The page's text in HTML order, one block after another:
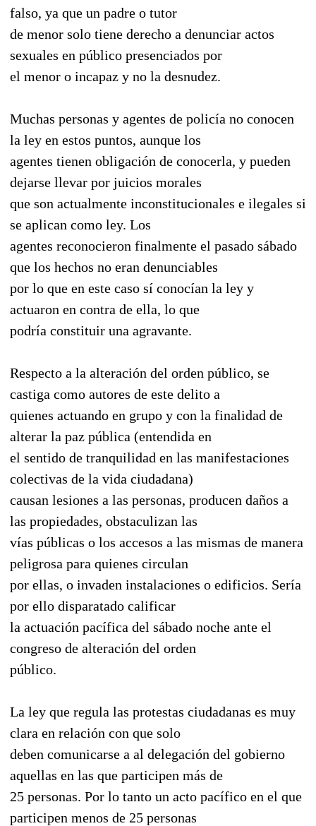
falso, ya que un padre o tutor
de menor solo tiene derecho a denunciar actos
sexuales en público presenciados por
el menor o incapaz y no la desnudez.
Muchas personas y agentes de policía no conocen
la ley en estos puntos, aunque los
agentes tienen obligación de conocerla, y pueden
dejarse llevar por juicios morales
que son actualmente inconstitucionales e ilegales si
se aplican como ley. Los
agentes reconocieron finalmente el pasado sábado
que los hechos no eran denunciables
por lo que en este caso sí conocían la ley y
actuaron en contra de ella, lo que
podría constituir una agravante.
Respecto a la alteración del orden público, se
castiga como autores de este delito a
quienes actuando en grupo y con la finalidad de
alterar la paz pública (entendida en
el sentido de tranquilidad en las manifestaciones
colectivas de la vida ciudadana)
causan lesiones a las personas, producen daños a
las propiedades, obstaculizan las
vías públicas o los accesos a las mismas de manera
peligrosa para quienes circulan
por ellas, o invaden instalaciones o edificios. Sería
por ello disparatado calificar
la actuación pacífica del sábado noche ante el
congreso de alteración del orden
público.
La ley que regula las protestas ciudadanas es muy
clara en relación con que solo
deben comunicarse a al delegación del gobierno
aquellas en las que participen más de
25 personas. Por lo tanto un acto pacífico en el que
participen menos de 25 personas